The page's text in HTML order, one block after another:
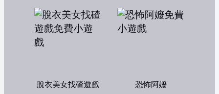
脫衣美女找碴遊戲 恐怖阿嬤